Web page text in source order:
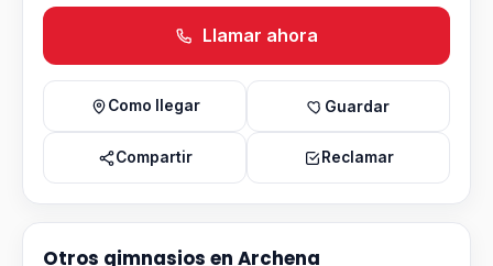
Llamar ahora
Como llegar Guardar
Compartir Reclamar
Otros gimnasios en Archena